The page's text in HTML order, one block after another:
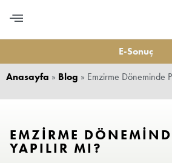
E-Sonuç
Anasayfa » Blog » Emzirme Döneminde
EMZIRME
YAPILIR MI?